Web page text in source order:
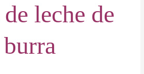
leche de
burra